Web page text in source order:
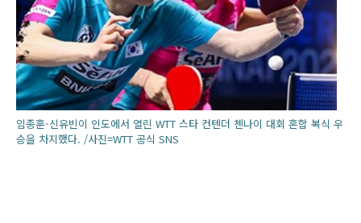
임종훈-신유빈이 인도에서 열린 WTT 스타 컨텐더 첸나이 대회 혼합 복식 우
승을 차지했다. /사진=WTT 공식 SNS